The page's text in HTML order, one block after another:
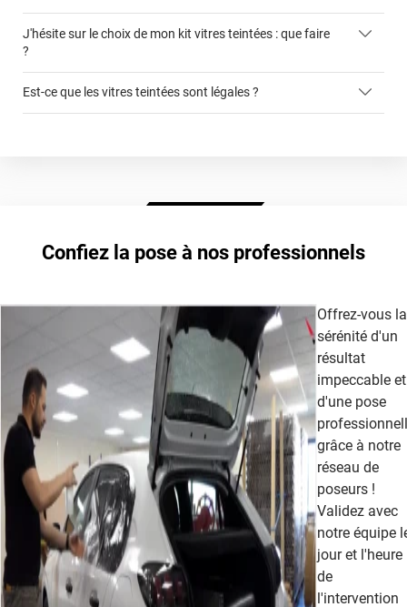
faciliter la pose du film sur la vitre
J'hésite sur le choix de mon kit vitres teintées : que faire
?
Est-ce que les vitres teintées sont légales ?
Extrême Clair 70
Confiez la pose à nos professionnels
Offrez-vous la
sérénité d'un
résultat
impeccable et
d'une pose
grâce à notre
réseau de
poseurs !
Validez avec
notre équipe
jour et l'heure
de
l'intervention